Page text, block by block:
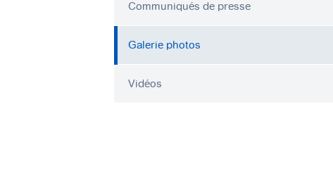
Communiqués de presse
Galerie photos
Vidéos